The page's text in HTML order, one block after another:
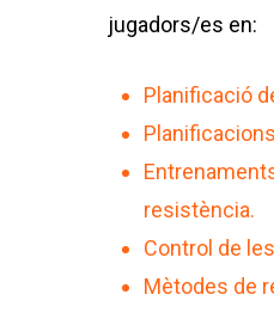
jugadors/es en:
Planificació
resistència.
Control de
Mètodes de